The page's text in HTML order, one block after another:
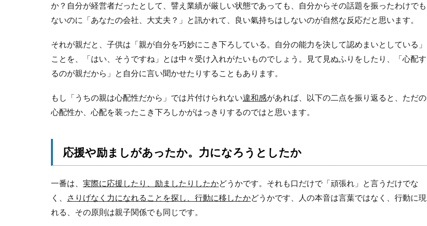
か？自分が経営者だったとして、譬え業績が厳しい状態であっても、自分からその話題を振ったわけでも
ないのに「あなたの会社、大丈夫？」と訊かれて、良い氣持ちはしないのが自然な反応だと思います。
それが親だと、子供は「親が自分を巧妙にこき下ろしている。自分の能力を決して認めまいとしている」
ことを、「はい、そうですね」とは中々受け入れがたいものでしょう。見て見ぬふりをしたり、「心配す
るのが親だから」と自分に言い聞かせたりすることもあります。
もし「うちの親は心配性だから」では片付けられない違和感があれば、以下の二点を振り返ると、ただの
心配性か、心配を装ったこき下ろしかがはっきりするのではと思います。
応援や励ましがあったか。力になろうとしたか
一番は、 実際に応援したり、励ましたりしたかどうかです。それも口だけで「頑張れ」と言うだけでな
く、
さりげなく力になれることを探し、行動に移したかどうかです、人の本音は言葉ではなく、行動に現
れる、その原則は親子関係でも同じです。